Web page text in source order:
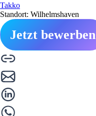
Takko
Standort: Wilhelmshaven
Jetzt bewerben